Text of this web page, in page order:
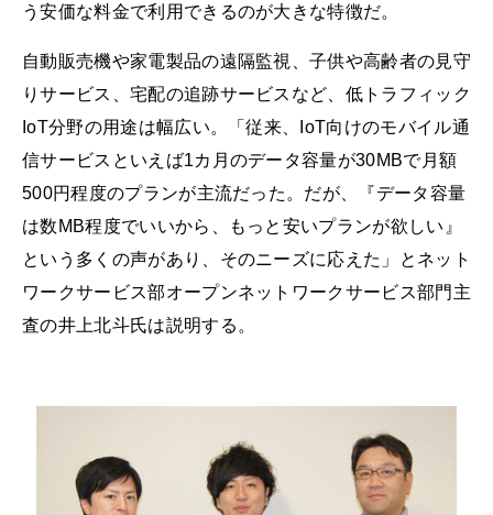
う安価な料金で利用できるのが大きな特徴だ。
自動販売機や家電製品の遠隔監視、子供や高齢者の見守
りサービス、宅配の追跡サービスなど、低トラフィック
IoT分野の用途は幅広い。「従来、IoT向けのモバイル通
信サービスといえば1カ月のデータ容量が30MBで月額
500円程度のプランが主流だった。だが、『データ容量
は数MB程度でいいから、もっと安いプランが欲しい』
という多くの声があり、そのニーズに応えた」とネット
ワークサービス部オープンネットワークサービス部門主
査の井上北斗氏は説明する。